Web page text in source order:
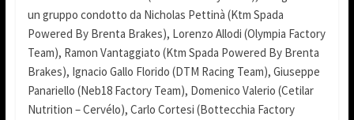
un gruppo condotto da Nicholas Pettinà (Ktm Spada
Powered By Brenta Brakes), Lorenzo Allodi (Olympia Factory
Team), Ramon Vantaggiato (Ktm Spada Powered By Brenta
Brakes), Ignacio Gallo Florido (DTM Racing Team), Giuseppe
Panariello (Neb18 Factory Team), Domenico Valerio (Cetilar
Nutrition – Cervélo), Carlo Cortesi (Bottecchia Factory